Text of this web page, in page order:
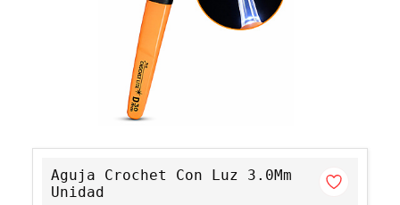
Aguja Crochet Con Luz 3.0Mm
Unidad